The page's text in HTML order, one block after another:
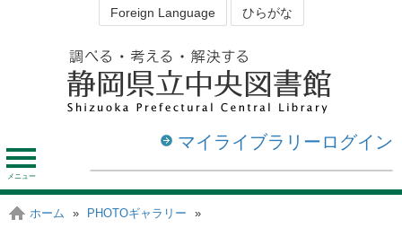
Foreign Language ひらがな
マイライブラリーログイン
メ
ニ
ュ
ー
資料を探す・調べる
図書館を利用する
静岡の図書館
ホーム » PHOTOギャラリー »